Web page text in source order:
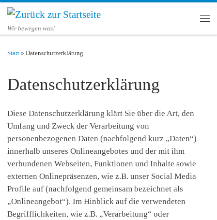
Zum Inhalt springen
Wir bewegen was!
Start » Datenschutzerklärung
Datenschutzerklärung
Diese Datenschutzerklärung klärt Sie über die Art, den
Umfang und Zweck der Verarbeitung von
personenbezogenen Daten (nachfolgend kurz „Daten“)
innerhalb unseres Onlineangebotes und der mit ihm
verbundenen Webseiten, Funktionen und Inhalte sowie
externen Onlinepräsenzen, wie z.B. unser Social Media
Profile auf (nachfolgend gemeinsam bezeichnet als
„Onlineangebot“). Im Hinblick auf die verwendeten
Begrifflichkeiten, wie z.B. „Verarbeitung“ oder